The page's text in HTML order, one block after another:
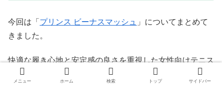
今回は「 プリンス ビーナスマッシュ
」についてまとめて
きました。
快適な履き心地と安定感の良さを重視した女性向けテニス
シューズとなっています。
メニュー ホーム 検索 トップ サイドバー